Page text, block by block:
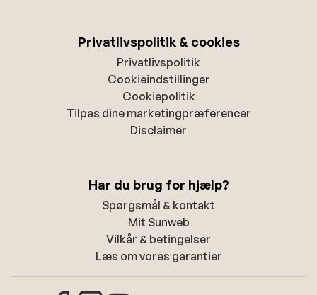
Privatlivspolitik & cookies
Privatlivspolitik
Cookieindstillinger
Cookiepolitik
Tilpas dine marketingpræferencer
Disclaimer
Har du brug for hjælp?
Spørgsmål & kontakt
Mit Sunweb
Vilkår & betingelser
Læs om vores garantier